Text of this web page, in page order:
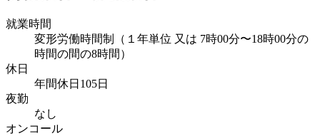
就業時間
変形労働時間制（１年単位 又は 7時00分〜18時00分の
時間の間の8時間）
休日
年間休日105日
夜勤
なし
オンコール